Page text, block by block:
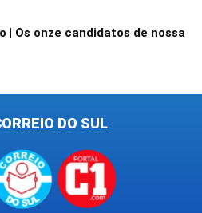
| Os onze candidatos de nossa
DO SUL